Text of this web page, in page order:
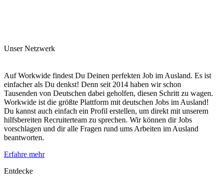
Unser Netzwerk
Auf Workwide findest Du Deinen perfekten Job im Ausland. Es ist
einfacher als Du denkst! Denn seit 2014 haben wir schon
Tausenden von Deutschen dabei geholfen, diesen Schritt zu wagen.
Workwide ist die größte Plattform mit deutschen Jobs im Ausland!
Du kannst auch einfach ein Profil erstellen, um direkt mit unserem
hilfsbereiten Recruiterteam zu sprechen. Wir können dir Jobs
vorschlagen und dir alle Fragen rund ums Arbeiten im Ausland
beantworten.
Erfahre mehr
Entdecke